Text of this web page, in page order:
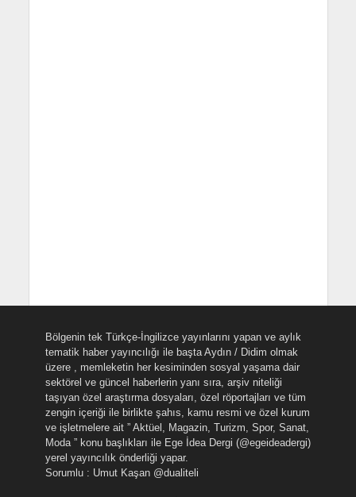
Bölgenin tek Türkçe-İngilizce yayınlarını yapan ve aylık
tematik haber yayıncılığı ile başta Aydın / Didim olmak
üzere , memleketin her kesiminden sosyal yaşama dair
sektörel ve güncel haberlerin yanı sıra, arşiv niteliği
taşıyan özel araştırma dosyaları, özel röportajları ve tüm
zengin içeriği ile birlikte şahıs, kamu resmi ve özel kurum
ve işletmelere ait ” Aktüel, Magazin, Turizm, Spor, Sanat,
Moda ” konu başlıkları ile Ege İdea Dergi (@egeideadergi)
yerel yayıncılık önderliği yapar.
Sorumlu : Umut Kaşan @dualiteli